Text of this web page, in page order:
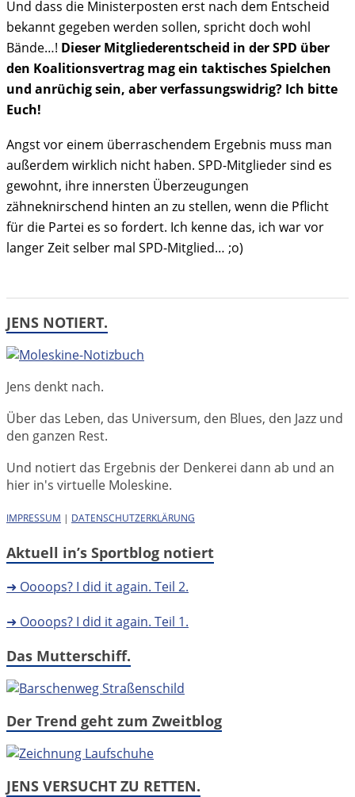
Und dass die Ministerposten erst nach dem Entscheid
bekannt gegeben werden sollen, spricht doch wohl
Bände…! Dieser Mitgliederentscheid in der SPD über
den Koalitionsvertrag mag ein taktisches Spielchen
und anrüchig sein, aber verfassungswidrig? Ich bitte
Euch!
Angst vor einem überraschendem Ergebnis muss man
außerdem wirklich nicht haben. SPD-Mitglieder sind es
gewohnt, ihre innersten Überzeugungen
zähneknirschend hinten an zu stellen, wenn die Pflicht
für die Partei es so fordert. Ich kenne das, ich war vor
langer Zeit selber mal SPD-Mitglied… ;o)
JENS NOTIERT.
Jens denkt nach.
Über das Leben, das Universum, den Blues, den Jazz und
den ganzen Rest.
Und notiert das Ergebnis der Denkerei dann ab und an
hier in's virtuelle Moleskine.
IMPRESSUM | DATENSCHUTZERKLÄRUNG
Aktuell in’s Sportblog notiert
➜ Oooops? I did it again. Teil 2.
➜ Oooops? I did it again. Teil 1.
Das Mutterschiff.
Der Trend geht zum Zweitblog
JENS VERSUCHT ZU RETTEN.